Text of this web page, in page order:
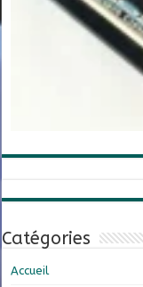
Catégories
Accueil